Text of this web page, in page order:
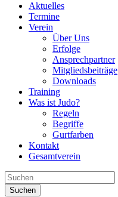
Aktuelles
Termine
Verein
Über Uns
Erfolge
Ansprechpartner
Mitgliedsbeiträge
Downloads
Training
Was ist Judo?
Regeln
Begriffe
Gurtfarben
Kontakt
Gesamtverein
Suchen